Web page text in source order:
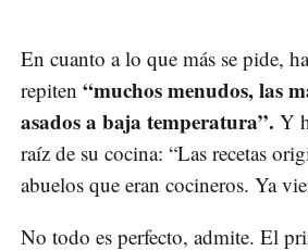
En cuanto a lo que más se pide,
repiten “muchos menudos, las
asados a baja temperatura”. Y
raíz de su cocina: “Las recetas
abuelos que eran cocineros. Ya
No todo es perfecto, admite. El